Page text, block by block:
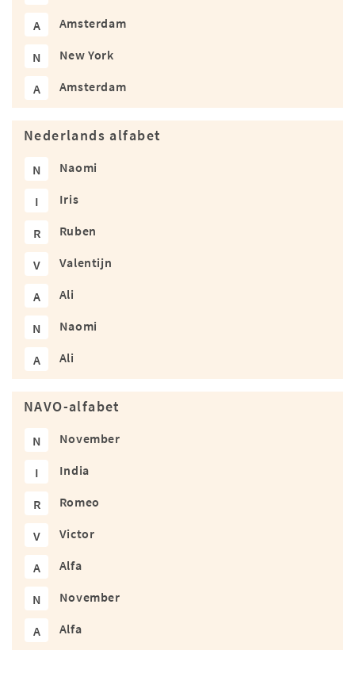
A
Amsterdam
N New York
A Amsterdam
Nederlands alfabet
N Naomi
I Iris
R Ruben
V Valentijn
A Ali
N Naomi
A Ali
NAVO-alfabet
N November
I India
R Romeo
V Victor
A Alfa
N November
A Alfa